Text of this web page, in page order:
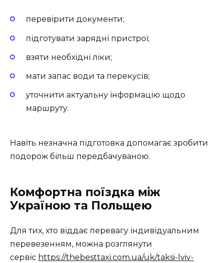
перевірити документи;
підготувати зарядні пристрої;
взяти необхідні ліки;
мати запас води та перекусів;
уточнити актуальну інформацію щодо
маршруту.
Навіть незначна підготовка допомагає зробити
подорож більш передбачуваною.
Комфортна поїздка між
Україною та Польщею
Для тих, хто віддає перевагу індивідуальним
перевезенням, можна розглянути
сервіс https://thebesttaxi.com.ua/uk/taksi-lviv-